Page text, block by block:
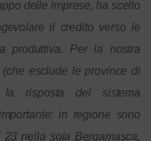
delle imprese, ha scelto
il credito verso le
produttiva. Per la nostra
esclude le province di
risposta del sistema
in regione sono
nella sola Bergamasca,